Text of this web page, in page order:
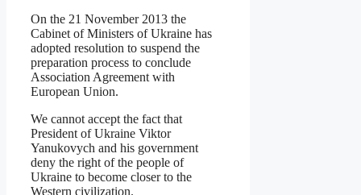
On the 21 November 2013 the
Cabinet of Ministers of Ukraine has
adopted resolution to suspend the
preparation process to conclude
Association Agreement with
European Union.
We cannot accept the fact that
President of Ukraine Viktor
Yanukovych and his government
deny the right of the people of
Ukraine to become closer to the
Western civilization.